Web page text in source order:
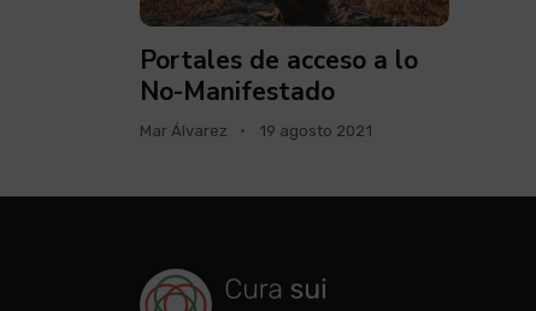
Portales de acceso a lo
No-Manifestado
Mar Álvarez 19 agosto 2021